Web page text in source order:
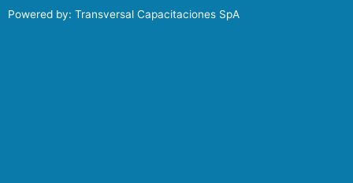
Powered by: Transversal Capacitaciones SpA